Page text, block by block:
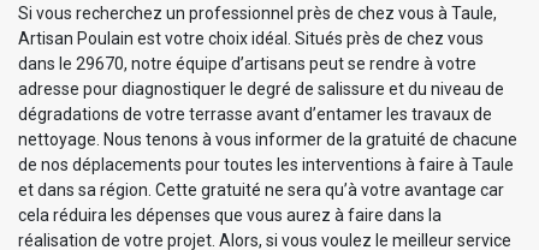
Si vous recherchez un professionnel près de chez vous à Taule,
Artisan Poulain est votre choix idéal. Situés près de chez vous
dans le 29670, notre équipe d’artisans peut se rendre à votre
adresse pour diagnostiquer le degré de salissure et du niveau de
dégradations de votre terrasse avant d’entamer les travaux de
nettoyage. Nous tenons à vous informer de la gratuité de chacune
de nos déplacements pour toutes les interventions à faire à Taule
et dans sa région. Cette gratuité ne sera qu’à votre avantage car
cela réduira les dépenses que vous aurez à faire dans la
réalisation de votre projet. Alors, si vous voulez le meilleur service